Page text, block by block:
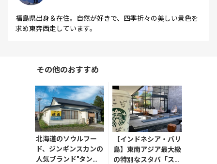
福島県出身＆在住。自然が好きで、四季折々の美しい景色を
求め東奔西走しています。
その他のおすすめ
北海道のソウルフー
ド、ジンギンスカンの
人気ブランド"タンネ
【インドネシア・バリ
島】東南アジア最大級
の特別なスタバ「スタ